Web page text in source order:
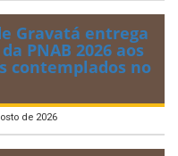
Gravatá entrega
PNAB 2026 aos
contemplados no
de 2026